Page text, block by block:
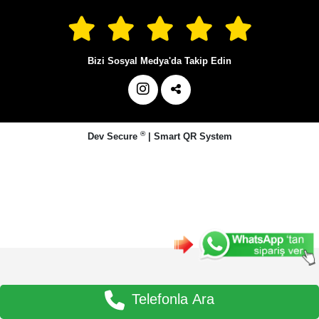
Bizi Sosyal Medya'da Takip Edin
Dev Secure ® | Smart QR System
Telefonla Ara